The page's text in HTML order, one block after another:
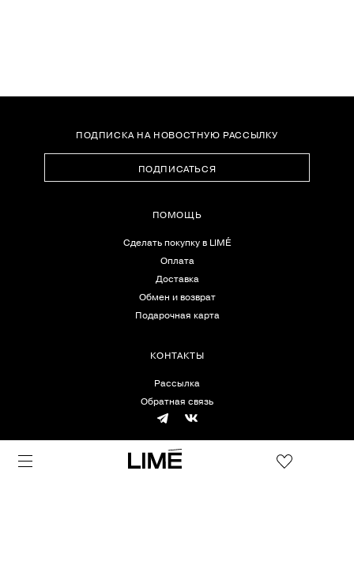
ПОДПИСКА НА НОВОСТНУЮ РАССЫЛКУ
ПОДПИСАТЬСЯ
ПОМОЩЬ
Сделать покупку в LIMÉ
Оплата
Доставка
Обмен и возврат
Подарочная карта
КОНТАКТЫ
Рассылка
Обратная связь
КОМПАНИЯ